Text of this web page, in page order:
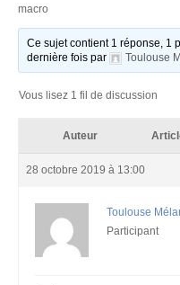
macro
Ce sujet contient 1 réponse, 1
dernière fois par
Toulouse
Vous lisez 1 fil de discussion
Auteur
28 octobre 2019 à 13:00
Toulouse
Participant